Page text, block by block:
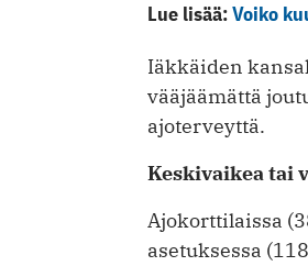
Lue lisää:Voiko
Iäkkäiden
vääjäämättä
ajoterveyttä.
Keskivaikea tai
Ajokorttilaissa
asetuksessa